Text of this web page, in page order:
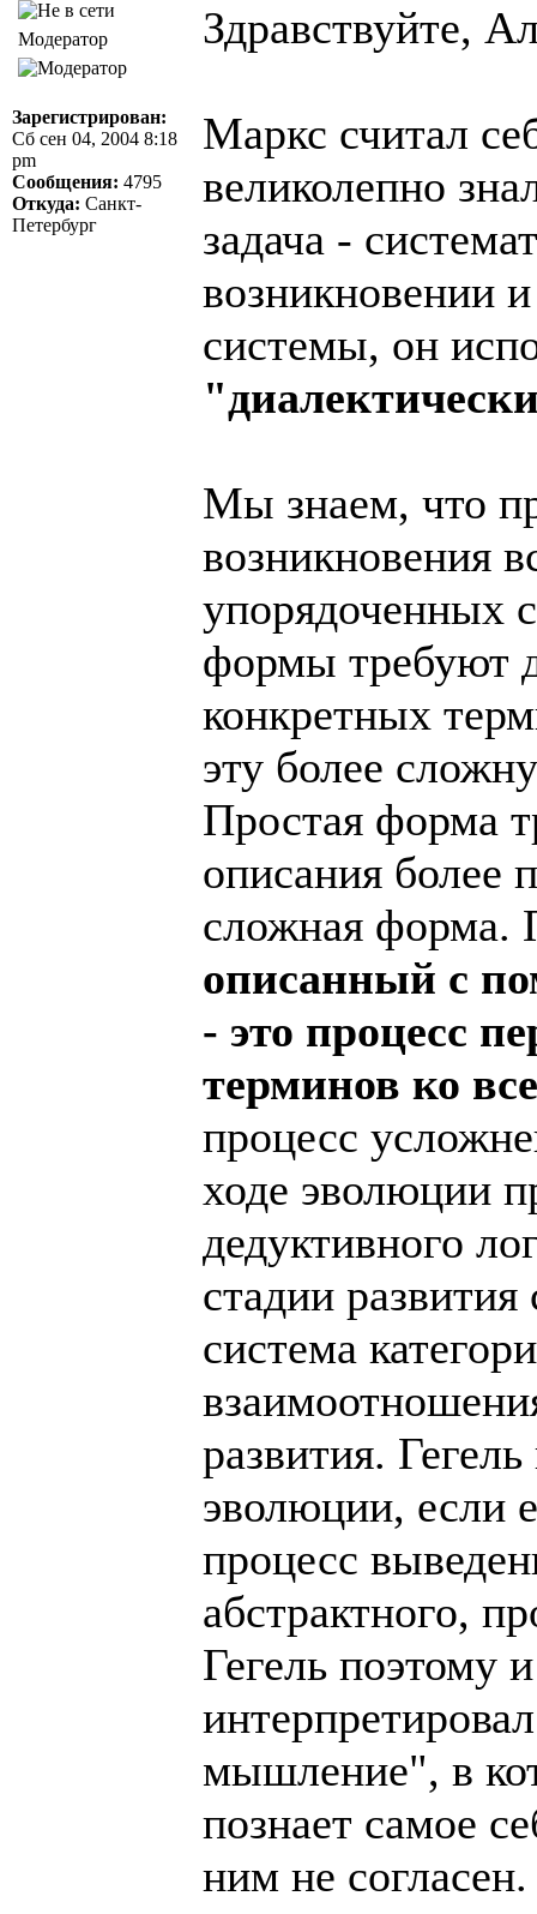
Модератор
Зарегистрирован:
Сб сен 04, 2004 8:18
pm
Сообщения: 4795
Откуда: Санкт-
Петербург
Здравствуйте,
Маркс считал
великолепно
задача -
возникновении
системы, он
Мы знаем, что
возникновения
упорядоченных
формы требуют
конкретных
эту более
Простая форма
описания более
сложная форма.
описанный с
- это процесс
терминов ко
процесс
ходе эволюции
дедуктивного
стадии развития
система
развития.
эволюции, если
процесс
абстрактного,
Гегель поэтому
мышление", в
познает самое
ним не